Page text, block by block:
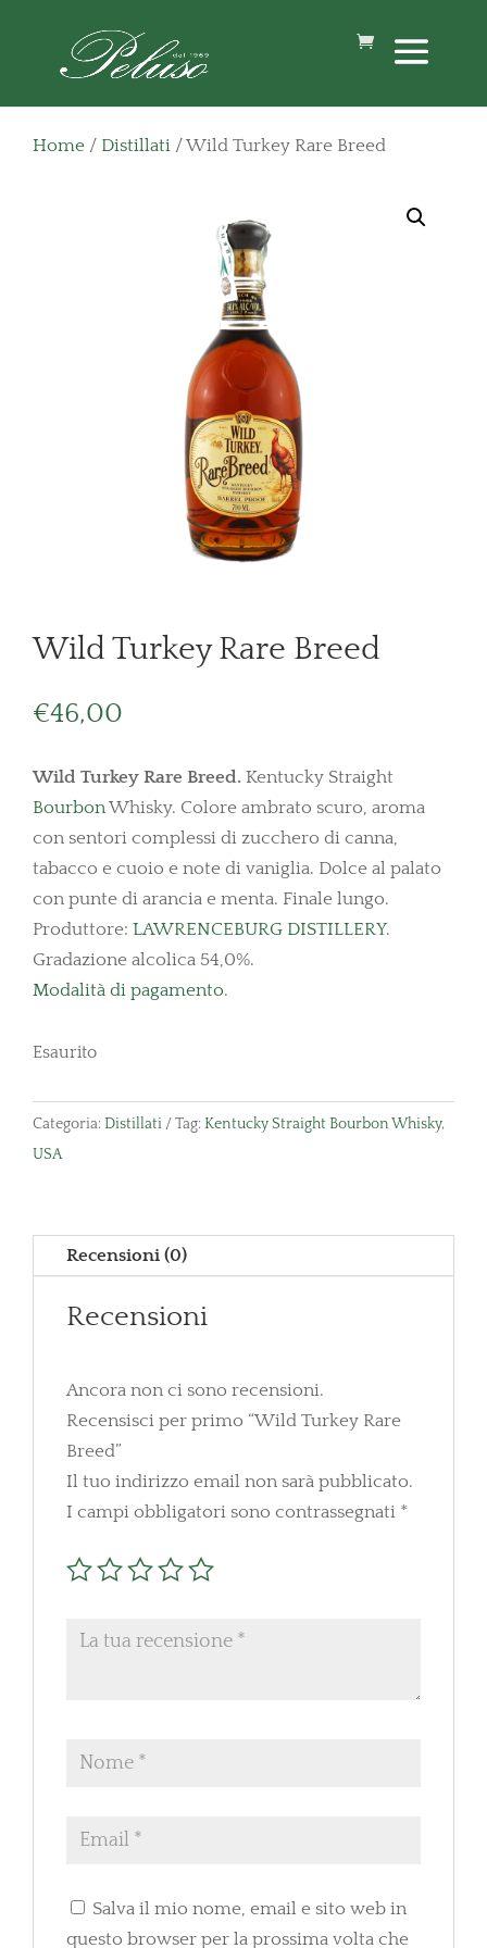
Home / Distillati / Wild Turkey Rare Breed
Wild Turkey Rare Breed
€46,00
Wild Turkey Rare Breed. Kentucky Straight
BourbonWhisky. Colore ambrato scuro, aroma
con sentori complessi di zucchero di canna,
tabacco e cuoio e note di vaniglia. Dolce al palato
con punte di arancia e menta. Finale lungo.
Produttore: LAWRENCEBURG DISTILLERY.
Gradazione alcolica 54,0%.
Modalità di pagamento.
Esaurito
Categoria: Distillati Tag: Kentucky Straight Bourbon Whisky,
USA
Recensioni (0)
Recensioni
Ancora non ci sono recensioni.
Recensisci per primo “Wild Turkey Rare
Breed”
Il tuo indirizzo email non sarà pubblicato.
I campi obbligatori sono contrassegnati *
Salva il mio nome, email e sito web in
questo browser per la prossima volta che